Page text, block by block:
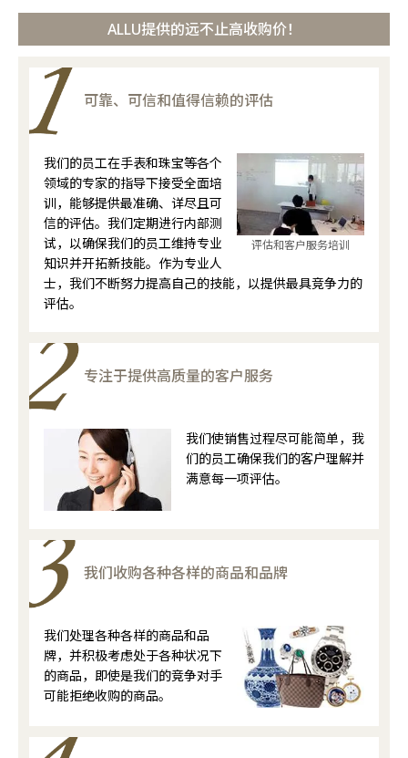
ALLU提供的远不止高收购价！
可靠、可信和值得信赖的评估
评估和客户服务培训
我们的员工在手表和珠宝等各个
领域的专家的指导下接受全面培
训，能够提供最准确、详尽且可
信的评估。我们定期进行内部测
试，以确保我们的员工维持专业
知识并开拓新技能。作为专业人
士，我们不断努力提高自己的技能，以提供最具竞争力的
评估。
专注于提供高质量的客户服务
我们使销售过程尽可能简单，我
们的员工确保我们的客户理解并
满意每一项评估。
我们收购各种各样的商品和品牌
我们处理各种各样的商品和品
牌，并积极考虑处于各种状况下
的商品，即使是我们的竞争对手
可能拒绝收购的商品。